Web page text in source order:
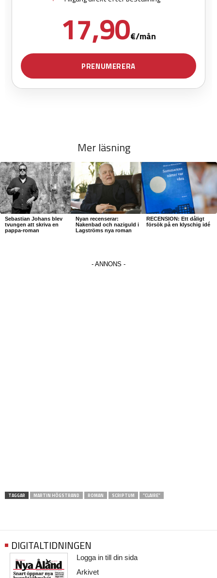
Mer läsning
Sebastian Johans blev
tvungen att skriva en
pappa-roman
Nyan recenserar:
Nakenbad och naziguld i
Lagströms nya roman
RECENSION: Ett dåligt
försök på en klyschig idé
TAGGAR MARTIN HÖGSTRAND ROMAN SCRIPTUM ”CLAIRE”
DIGITALTIDNINGEN
Logga in till din sida
Arkivet